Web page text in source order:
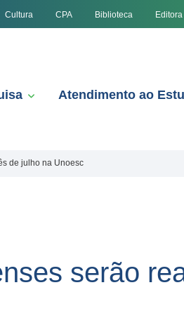
Cultura CPA Biblioteca Editora
Atendimento ao
de julho na Unoesc
serão